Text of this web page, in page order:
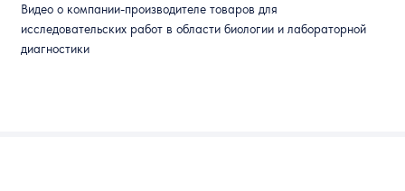
Видео о компании-производителе товаров для
исследовательских работ в области биологии и лабораторной
диагностики